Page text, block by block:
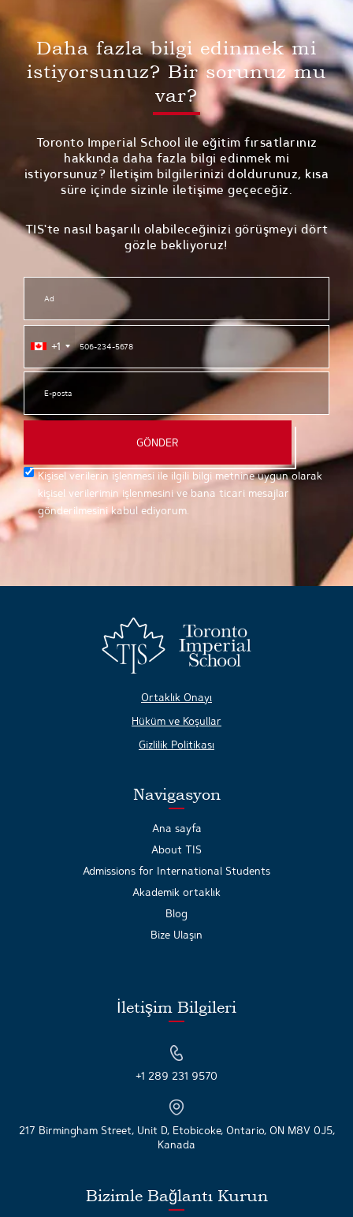
Daha fazla bilgi edinmek mi
istiyorsunuz? Bir sorunuz mu
var?
Toronto Imperial School ile eğitim fırsatlarınız
hakkında daha fazla bilgi edinmek mi
istiyorsunuz? İletişim bilgilerinizi doldurunuz, kısa
süre içinde sizinle iletişime geçeceğiz.
TIS'te nasıl başarılı olabileceğinizi görüşmeyi dört
gözle bekliyoruz!
+1
GÖNDER
Kişisel verilerin işlenmesi ile ilgili bilgi metnine uygun olarak
kişisel verilerimin işlenmesini ve bana ticari mesajlar
gönderilmesini kabul ediyorum.
Ortaklık Onayı
Hüküm ve Koşullar
Gizlilik Politikası
Navigasyon
Ana sayfa
About TIS
Admissions for International Students
Akademik ortaklık
Blog
Bize Ulaşın
İletişim Bilgileri
+1 289 231 9570
217 Birmingham Street, Unit D, Etobicoke, Ontario, ON M8V 0J5,
Kanada
Bizimle Bağlantı Kurun